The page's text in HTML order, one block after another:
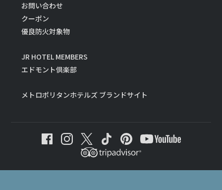
お問い合わせ
クーポン
優良防火対象物
JR HOTEL MEMBERS
エドモント倶楽部
メトロポリタンホテルズ ブランドサイト